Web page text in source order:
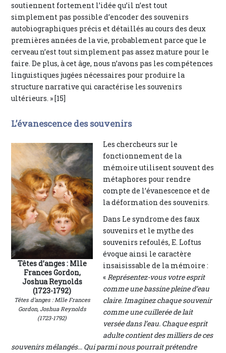
soutiennent fortement l’idée qu’il n’est tout
simplement pas possible d’encoder des souvenirs
autobiographiques précis et détaillés au cours des deux
premières années de la vie, probablement parce que le
cerveau n’est tout simplement pas assez mature pour le
faire. De plus, à cet âge, nous n’avons pas les compétences
linguistiques jugées nécessaires pour produire la
structure narrative qui caractérise les souvenirs
ultérieurs. » [15]
L’évanescence des souvenirs
Têtes d’anges : Mlle
Frances Gordon,
Joshua Reynolds
(1723-1792)
Têtes d’anges : Mlle Frances
Gordon, Joshua Reynolds
(1723-1792)
Les chercheurs sur le
fonctionnement de la
mémoire utilisent souvent des
métaphores pour rendre
compte de l’évanescence et de
la déformation des souvenirs.
Dans Le syndrome des faux
souvenirs et le mythe des
souvenirs refoulés, E. Loftus
évoque ainsi le caractère
insaisissable de la mémoire :
«Représentez-vous votre esprit
comme une bassine pleine d’eau
claire. Imaginez chaque souvenir
comme une cuillerée de lait
versée dans l’eau. Chaque esprit
adulte contient des milliers de ces
souvenirs mélangés… Qui parmi nous pourrait prétendre